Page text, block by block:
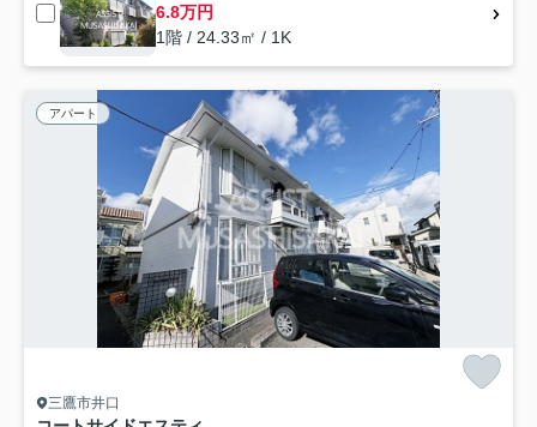
6.8万円
1階 / 24.33㎡ / 1K
アパート
三鷹市井口